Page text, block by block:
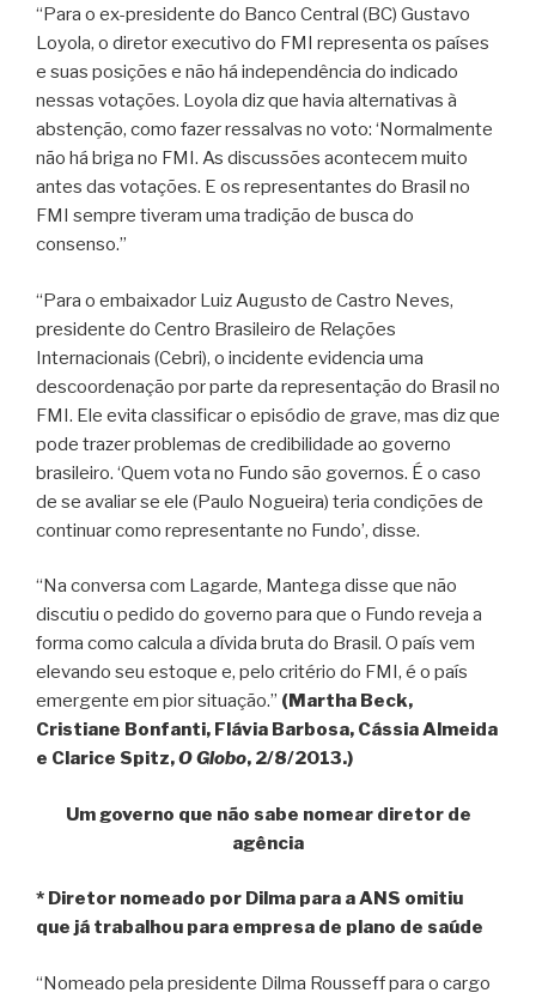
“Para o ex-presidente do Banco Central (BC) Gustavo
Loyola, o diretor executivo do FMI representa os países
e suas posições e não há independência do indicado
nessas votações. Loyola diz que havia alternativas à
abstenção, como fazer ressalvas no voto: ‘Normalmente
não há briga no FMI. As discussões acontecem muito
antes das votações. E os representantes do Brasil no
FMI sempre tiveram uma tradição de busca do
consenso.”
“Para o embaixador Luiz Augusto de Castro Neves,
presidente do Centro Brasileiro de Relações
Internacionais (Cebri), o incidente evidencia uma
descoordenação por parte da representação do Brasil no
FMI. Ele evita classificar o episódio de grave, mas diz que
pode trazer problemas de credibilidade ao governo
brasileiro. ‘Quem vota no Fundo são governos. É o caso
de se avaliar se ele (Paulo Nogueira) teria condições de
continuar como representante no Fundo’, disse.
“Na conversa com Lagarde, Mantega disse que não
discutiu o pedido do governo para que o Fundo reveja a
forma como calcula a dívida bruta do Brasil. O país vem
elevando seu estoque e, pelo critério do FMI, é o país
emergente em pior situação.” (Martha Beck,
Cristiane Bonfanti, Flávia Barbosa, Cássia Almeida
e Clarice Spitz,O Globo, 2/8/2013.)
Um governo que não sabe nomear diretor de
agência
* Diretor nomeado por Dilma para a ANS omitiu
que já trabalhou para empresa de plano de saúde
“Nomeado pela presidente Dilma Rousseff para o cargo